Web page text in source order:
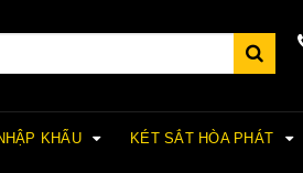
KHẨU KÉT SẮT HÒA PHÁT